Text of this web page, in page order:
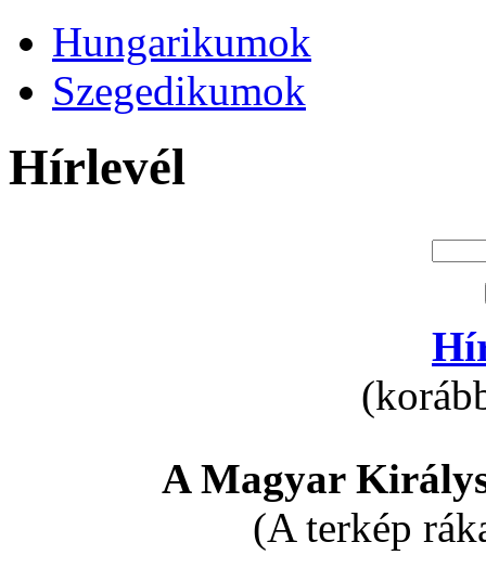
Hungarikumok
Szegedikumok
Hírlevél
A Magyar
(A terkép